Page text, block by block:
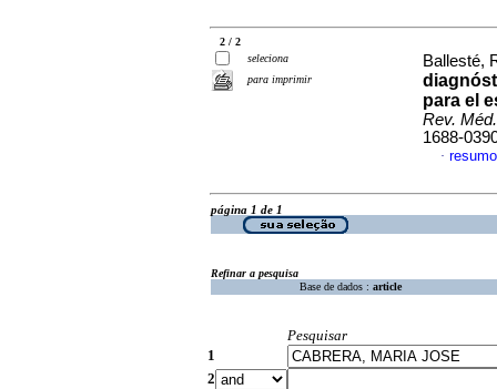
2 / 2
seleciona
para imprimir
Ballesté,
para el
Rev.
1688-
·
página 1 de 1
Refinar a pesquisa
Base de dados : article
Pesquisar
1
2